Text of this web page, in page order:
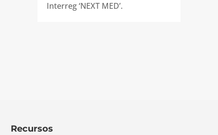
Interreg ‘NEXT MED’.
Recursos